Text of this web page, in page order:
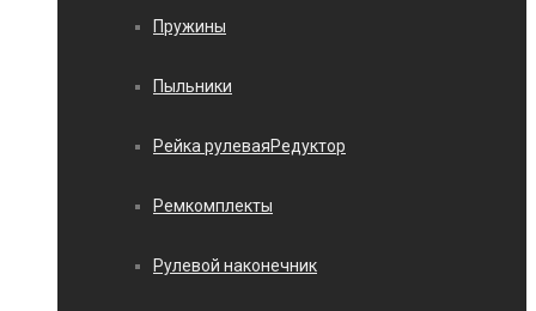
Пружины
Пыльники
Рейка рулеваяРедуктор
Ремкомплекты
Рулевой наконечник